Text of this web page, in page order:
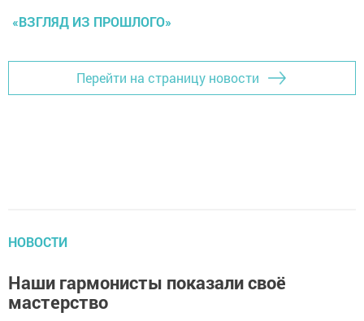
«ВЗГЛЯД ИЗ ПРОШЛОГО»
Перейти на страницу новости
НОВОСТИ
Наши гармонисты показали своё
мастерство